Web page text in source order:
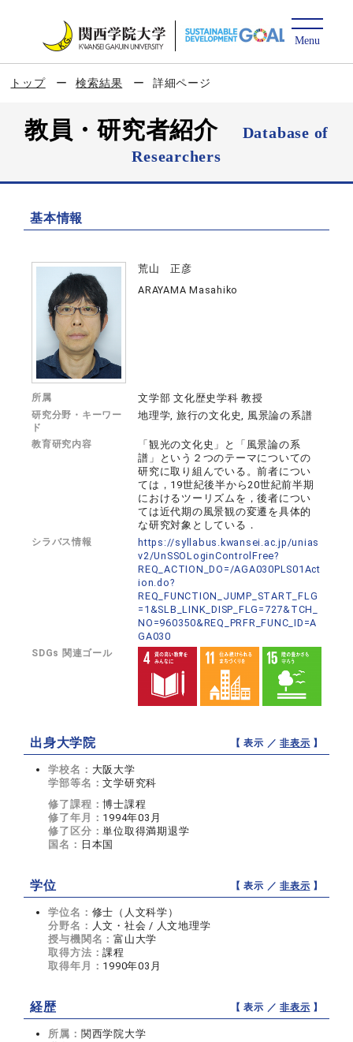
トップ 検索結果 詳細ページ
教員・研究者紹介
Database of
Researchers
基本情報
荒山 正彦
ARAYAMA Masahiko
所属 文学部 文化歴史学科 教授
研究分野・キーワー
ド
地理学, 旅行の文化史, 風景論の系譜
教育研究内容
「観光の文化史」と「風景論の系
譜」という２つのテーマについての
研究に取り組んでいる。前者につい
ては，19世紀後半から20世紀前半期
におけるツーリズムを，後者につい
ては近代期の風景観の変遷を具体的
な研究対象としている．
シラバス情報
https://syllabus.kwansei.ac.jp/unias
v2/UnSSOLoginControlFree?
REQ_ACTION_DO=/AGA030PLS01Act
ion.do?
REQ_FUNCTION_JUMP_START_FLG
=1&SLB_LINK_DISP_FLG=727&TCH_
NO=960350&REQ_PRFR_FUNC_ID=A
GA030
SDGs 関連ゴール
出身大学院 【 表示 ／非表示 】
学校名： 大阪大学
学部等名：文学研究科
修了課程：博士課程
修了年月： 1994年03月
修了区分：単位取得満期退学
国名： 日本国
学位 【 表示 ／非表示 】
学位名： 修士（人文科学）
分野名： 人文・社会 / 人文地理学
授与機関名：富山大学
取得方法：課程
取得年月： 1990年03月
経歴 【 表示 ／非表示 】
所属： 関西学院大学